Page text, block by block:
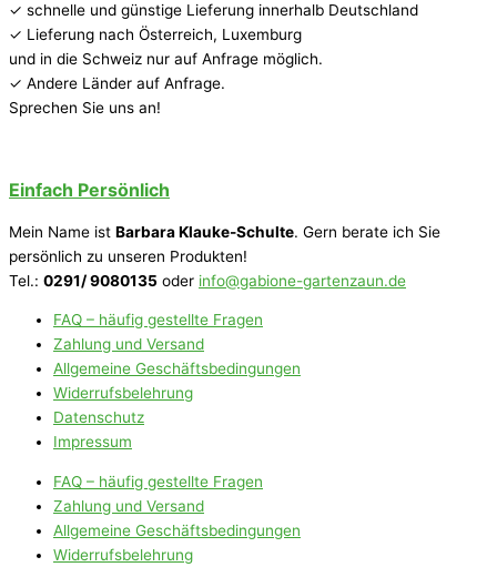
✓ schnelle und günstige Lieferung innerhalb Deutschland
✓ Lieferung nach Österreich, Luxemburg
und in die Schweiz nur auf Anfrage möglich.
✓ Andere Länder auf Anfrage.
Sprechen Sie uns an!
Einfach Persönlich
Mein Name ist Barbara Klauke-Schulte. Gern berate ich Sie
persönlich zu unseren Produkten!
Tel.: 0291/ 9080135 oder info@gabione-gartenzaun.de
FAQ – häufig gestellte Fragen
Zahlung und Versand
Allgemeine Geschäftsbedingungen
Widerrufsbelehrung
Datenschutz
Impressum
FAQ – häufig gestellte Fragen
Zahlung und Versand
Allgemeine Geschäftsbedingungen
Widerrufsbelehrung